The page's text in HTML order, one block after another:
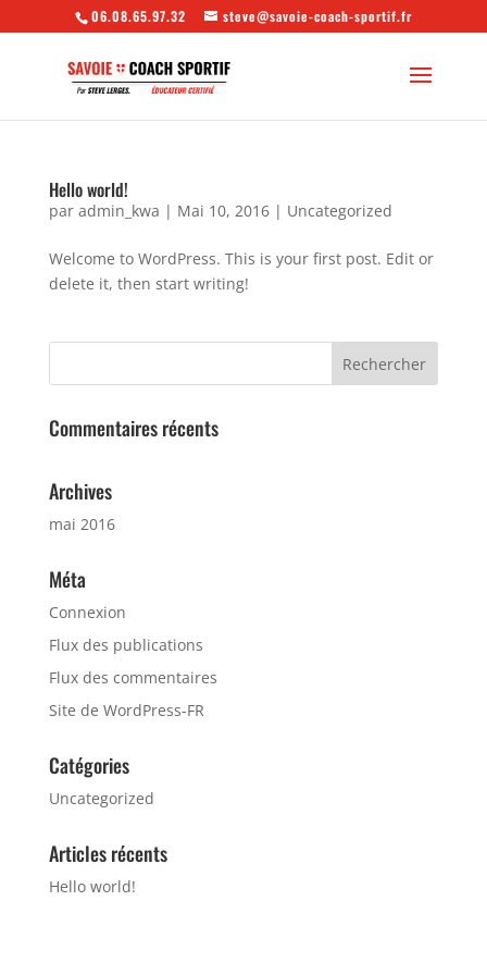
06.08.65.97.32 steve@savoie-coach-sportif.fr
Hello world!
par admin_kwa | Mai 10, 2016| Uncategorized
Welcome to WordPress. This is your first post. Edit or
delete it, then start writing!
Commentaires récents
Archives
mai 2016
Méta
Connexion
Flux des publications
Flux des commentaires
Site de WordPress-FR
Catégories
Uncategorized
Articles récents
Hello world!